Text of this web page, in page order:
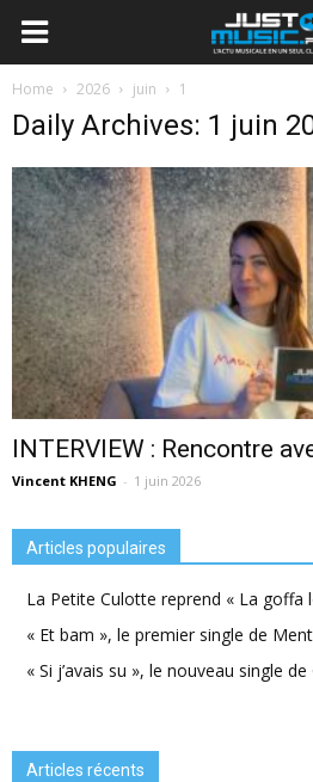
Home 2026 juin 1
Daily Archives: 1 juin
INTERVIEW : Rencontre
Vincent KHENG - 1 juin 2026
Articles populaires
La Petite Culotte reprend « La goffa
« Et bam », le premier single de
« Si j’avais su », le nouveau single
Articles récents